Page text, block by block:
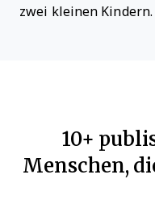
zwei kleinen Kindern.
10+
Menschen,